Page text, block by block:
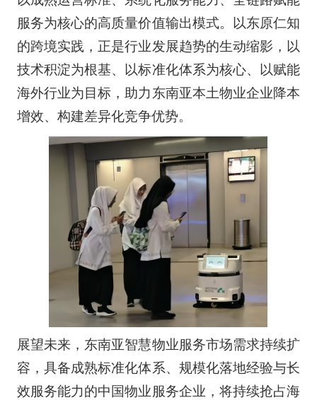
服务为核心的高质量价值输出模式。以东原仁知
的跨境实践，正是行业发展趋势的生动缩影，以
技术积淀为根基、以标准化体系为核心、以赋能
海外行业为目标，助力东南亚本土物业企业降本
增效、构建差异化竞争优势。
展望未来，东南亚智慧物业服务市场需求持续扩
容，具备成熟标准化体系、规模化落地经验与长
效服务能力的中国物业服务企业，将持续抢占海